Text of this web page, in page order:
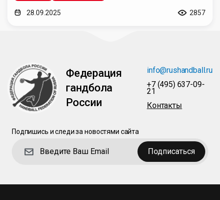
28.09.2025 2857
Федерация
гандбола
России
info@rushandball.ru
+7 (495) 637-09-
21
Контакты
Подпишись и следи за новостями сайта
Подписаться